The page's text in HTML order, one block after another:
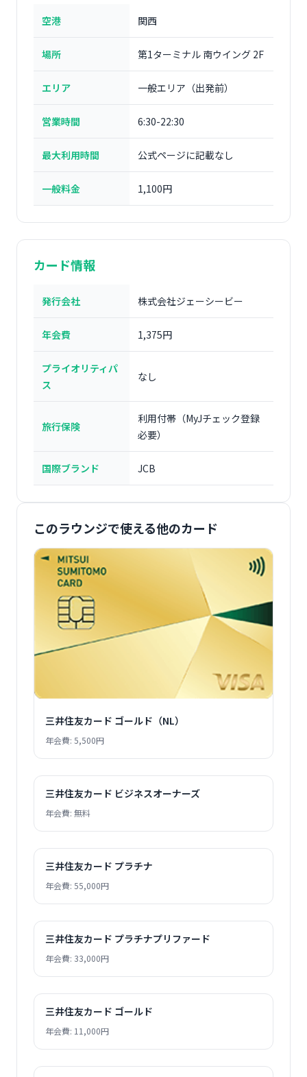
空港 関西
場所 第1ターミナル 南ウイング 2F
エリア 一般エリア（出発前）
営業時間 6:30-22:30
最大利用時間 公式ページに記載なし
一般料金 1,100円
カード情報
発行会社 株式会社ジェーシービー
年会費 1,375円
プライオリティパ
ス
なし
旅行保険
利用付帯（MyJチェック登録
必要）
国際ブランド JCB
このラウンジで使える他のカード
三井住友カード ゴールド（NL）
年会費: 5,500円
三井住友カード ビジネスオーナーズ
年会費: 無料
三井住友カード プラチナ
年会費: 55,000円
三井住友カード プラチナプリファード
年会費: 33,000円
三井住友カード ゴールド
年会費: 11,000円